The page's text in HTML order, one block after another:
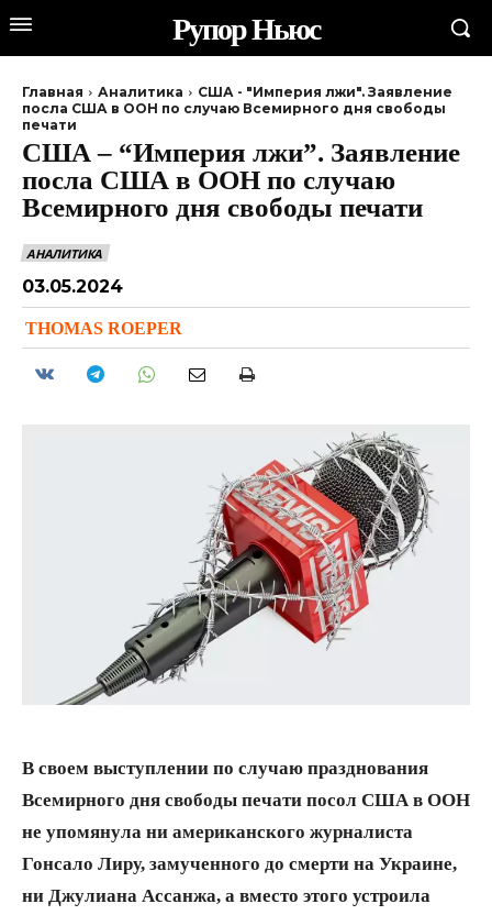
Рупор Ньюс
Главная Аналитика
США - "Империя лжи". Заявление
посла США в ООН по случаю Всемирного дня свободы
печати
США – “Империя лжи”. Заявление
посла США в ООН по случаю
Всемирного дня свободы печати
АНАЛИТИКА
03.05.2024
THOMAS ROEPER
В своем выступлении по случаю празднования
Всемирного дня свободы печати посол США в ООН
не упомянула ни американского журналиста
Гонсало Лиру, замученного до смерти на Украине,
ни Джулиана Ассанжа, а вместо этого устроила